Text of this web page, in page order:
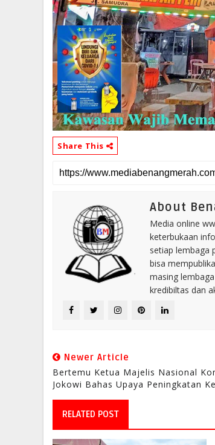
Share This
About
Media online
keterbukaan
setiap lembaga
bisa
masing
kredibiltas dan
Newer Article
Bertemu Ketua Majelis Nasional
Jokowi Bahas Upaya Peningkatan
RELATED POST